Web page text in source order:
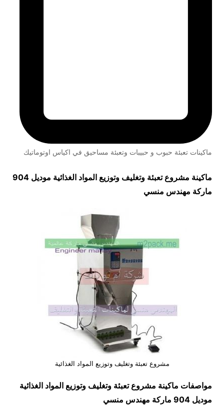
ماكينات تعبئة حبوب و حبيبات وتعبئة مساحيق في اكياس اوتوماتيك
ماكينة مشروع تعبئة وتغليف وتوزيع المواد الغذائية موديل 904
ماركة مهندس منسي
مشروع تعبئة وتغليف وتوزيع المواد الغذائية
مواصفات ماكينة مشروع تعبئة وتغليف وتوزيع المواد الغذائية
موديل 904 ماركة مهندس منسي